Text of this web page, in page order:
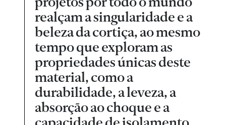
realçam a singularidade e a
beleza da cortiça, ao mesmo
tempo que exploram as
propriedades únicas deste
material, como a
durabilidade, a leveza, a
absorção ao choque e a